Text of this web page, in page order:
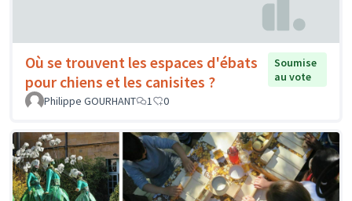
Où se trouvent les espaces d'ébats
pour chiens et les canisites ?
Soumise
au vote
Philippe GOURHANT
1 0